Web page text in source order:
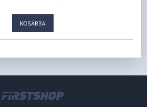
KOSÁRBA